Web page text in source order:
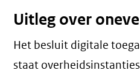
Uitleg over
Het besluit digitale
staat